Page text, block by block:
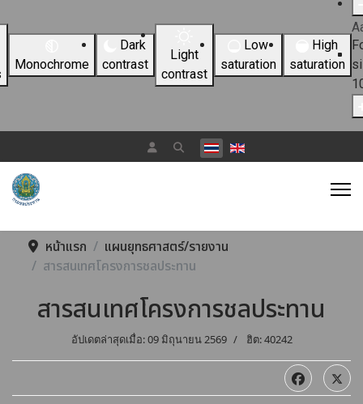
Monochrome
Dark
contrast
Light
contrast
Low
saturation
High
saturation
เลือกภาษาของคุณ
หน้าแรก
แผนยุทธศาสตร์/รายงาน
สารสนเทศโครงการชลประทาน
สารสนเทศโครงการชลประทาน
อัปเดตล่าสุดเมื่อ: 09 มิถุนายน 2569 ฮิต: 40242